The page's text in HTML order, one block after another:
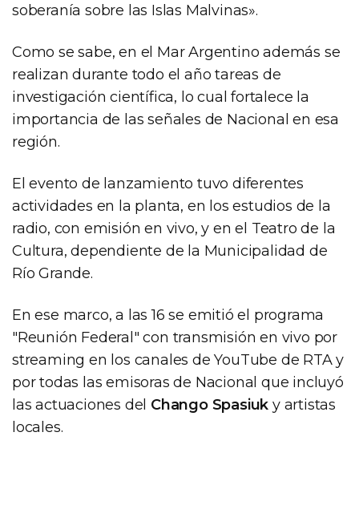
soberanía sobre las Islas Malvinas».
Como se sabe, en el Mar Argentino además se
realizan durante todo el año tareas de
investigación científica, lo cual fortalece la
importancia de las señales de Nacional en esa
región.
El evento de lanzamiento tuvo diferentes
actividades en la planta, en los estudios de la
radio, con emisión en vivo, y en el Teatro de la
Cultura, dependiente de la Municipalidad de
Río Grande.
En ese marco, a las 16 se emitió el programa
"Reunión Federal" con transmisión en vivo por
streaming en los canales de YouTube de RTA y
por todas las emisoras de Nacional que incluyó
las actuaciones del Chango Spasiuk y artistas
locales.